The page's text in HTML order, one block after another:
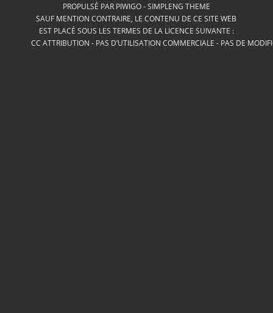
PROPULSÉ PAR PIWIGO-SIMPLENG THEME
SAUF MENTION CONTRAIRE, LE CONTENU DE CE SITE WEB
EST PLACÉ SOUS LES TERMES DE LA LICENCE SUIVANTE :
CC ATTRIBUTION - PAS D’UTILISATION COMMERCIALE - PAS DE